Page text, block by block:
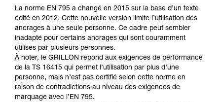
pouvoir comprendre ce complément
d’informations.
Maîtriser ces techniques nécessite une
formation et un entraînement spécifique. Validez
avec un professionnel votre capacité à refaire
la manipulation, seul, en toute sécurité, avant
de la reproduire en autonomie.
Nous donnons des exemples de techniques
liées à votre activité. Il peut en exister d’autres
que nous ne décrivons pas ici.
La norme EN 795 a changé en 2015 sur la base d’un texte
édité en 2012. Cette nouvelle version limite l’utilisation des
ancrages à une seule personne. Ce cadre peut sembler
inadapté pour certains ancrages qui sont couramment
utilisés par plusieurs personnes.
À noter, le GRILLON répond aux exigences de performance
de la TS 16415 qui permet l’utilisation par plus d’une
personne, mais n’est pas certifié selon cette norme en
raison de contradictions au niveau des exigences de
marquage avec l’EN 795.